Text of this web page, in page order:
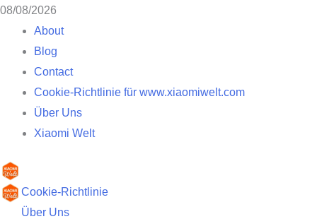
Zum
Inhalt
springen
08/08/2026
About
Blog
Contact
Cookie-Richtlinie für www.xiaomiwelt.com
Über Uns
Xiaomi Welt
Primäres
Menü
Cookie-Richtlinie
Über Uns